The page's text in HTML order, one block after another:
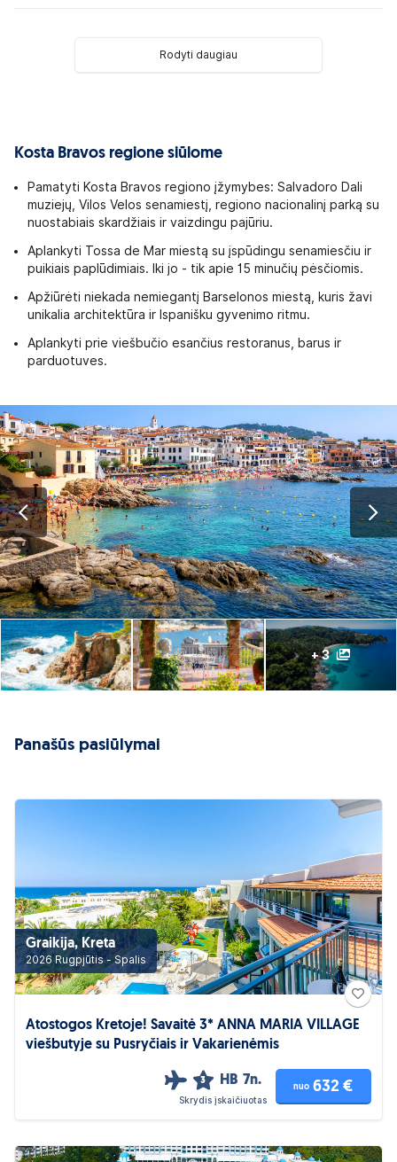
Rodyti daugiau
Kosta Bravos regione siūlome
Pamatyti Kosta Bravos regiono įžymybes: Salvadoro Dali
muziejų, Vilos Velos senamiestį, regiono nacionalinį parką su
nuostabiais skardžiais ir vaizdingu pajūriu.
Aplankyti Tossa de Mar miestą su įspūdingu senamiesčiu ir
puikiais paplūdimiais. Iki jo - tik apie 15 minučių pėsčiomis.
Apžiūrėti niekada nemiegantį Barselonos miestą, kuris žavi
unikalia architektūra ir Ispanišku gyvenimo ritmu.
Aplankyti prie viešbučio esančius restoranus, barus ir
parduotuves.
+ 3
Panašūs pasiūlymai
Graikija, Kreta
2026 Rugpjūtis - Spalis
Atostogos Kretoje! Savaitė 3* ANNA MARIA VILLAGE
viešbutyje su Pusryčiais ir Vakarienėmis
3 HB 7n.
Skrydis įskaičiuotas
nuo 632 €